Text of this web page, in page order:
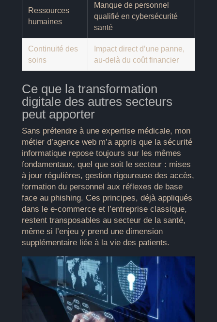
Ressources
humaines
Manque de personnel
qualifié en cybersécurité
santé
Continuité des
soins
Impact direct d’une panne,
au-delà du coût financier
Ce que la transformation
digitale des autres secteurs
peut apporter
Sans prétendre à une expertise médicale, mon
métier d’agence web m’a appris que la sécurité
informatique repose toujours sur les mêmes
fondamentaux, quel que soit le secteur : mises
à jour régulières, gestion rigoureuse des accès,
formation du personnel aux réflexes de base
face au phishing. Ces principes, déjà appliqués
dans le e-commerce et l’entreprise classique,
restent transposables au secteur de la santé,
même si l’enjeu y prend une dimension
supplémentaire liée à la vie des patients.